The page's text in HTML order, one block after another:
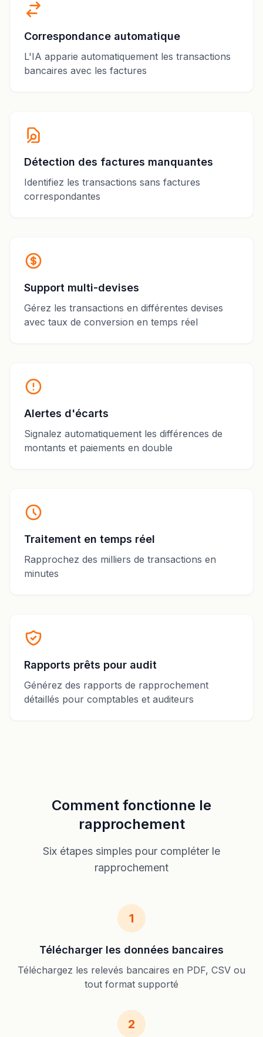
Correspondance automatique
L'IA apparie automatiquement les transactions
bancaires avec les factures
Détection des factures manquantes
Identifiez les transactions sans factures
correspondantes
Support multi-devises
Gérez les transactions en différentes devises
avec taux de conversion en temps réel
Alertes d'écarts
Signalez automatiquement les différences de
montants et paiements en double
Traitement en temps réel
Rapprochez des milliers de transactions en
minutes
Rapports prêts pour audit
Générez des rapports de rapprochement
détaillés pour comptables et auditeurs
Comment fonctionne le
rapprochement
Six étapes simples pour compléter le
rapprochement
1
Télécharger les données bancaires
Téléchargez les relevés bancaires en PDF, CSV ou
tout format supporté
2